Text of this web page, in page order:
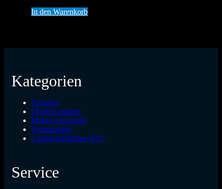
In den Warenkorb
Kategorien
Fotodiox
Objektivadapter
Makro-Fotografie
Fotozubehör
Cookie-Richtlinie (EU)
Service